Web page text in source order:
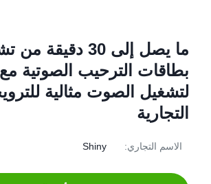
ما يصل إلى 30 دقيقة
بطاقات الترحيب الصوتية
لتشغيل الصوت مثالية
التجارية
الاسم التجاري: Shiny